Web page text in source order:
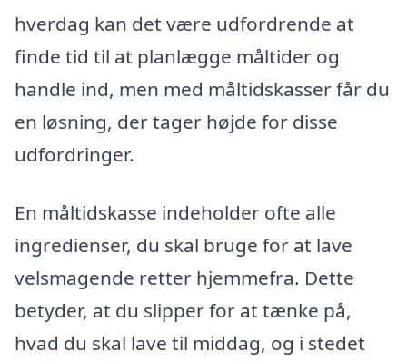
hverdag kan det være udfordrende at
finde tid til at planlægge måltider og
handle ind, men med måltidskasser får du
en løsning, der tager højde for disse
udfordringer.
En måltidskasse indeholder ofte alle
ingredienser, du skal bruge for at lave
velsmagende retter hjemmefra. Dette
betyder, at du slipper for at tænke på,
hvad du skal lave til middag, og i stedet